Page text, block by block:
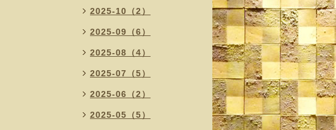
2025-10（2）
2025-09（6）
2025-08（4）
2025-07（5）
2025-06（2）
2025-05（5）